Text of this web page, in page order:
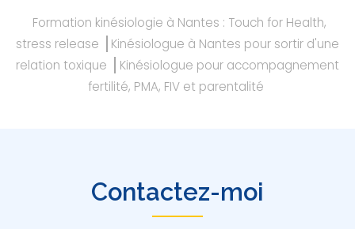
Formation kinésiologie à Nantes : Touch for Health,
stress release
Kinésiologue à Nantes pour sortir d'une
relation toxique
Kinésiologue pour accompagnement
fertilité, PMA, FIV et parentalité
Contactez-moi